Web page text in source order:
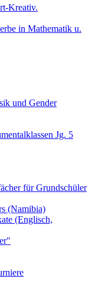
Kreativ.
in Mathematik u.
und Gender
Jg. 5
für Grundschüler
(Namibia)
(Englisch,